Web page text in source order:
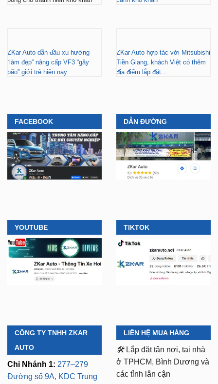
ZKar Auto dẫn đầu xu hướng
“làm đẹp” nâng cấp VF3 “gây
bão” giới trẻ hiện nay
ZKar Auto hợp tác với Mitsubishi
Tiền Giang, khách Việt có thêm
địa điểm lắp đặt...
FACEBOOK DẪN ĐƯỜNG
YOUTUBE TIKTOK
CÔNG TY TNHH ZKAR
AUTO
Chi Nhánh 1: 277–279
Đường số 9A, KDC Trung
LIÊN HỆ MUA HÀNG
🛠️ Lắp đặt tận nơi, tại nhà
ở TPHCM, Bình Dương và
các tỉnh lân cận